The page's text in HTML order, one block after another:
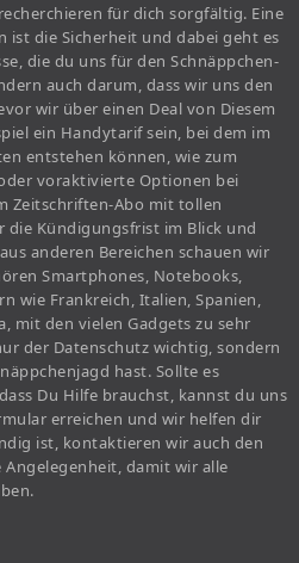
für dich sorgfältig. Eine
ist die Sicherheit und dabei geht es
die du uns für den Schnäppchen-
auch darum, dass wir uns den
wir über einen Deal von Diesem
ein Handytarif sein, bei dem im
entstehen können, wie zum
voraktivierte Optionen bei
Zeitschriften-Abo mit tollen
die Kündigungsfrist im Blick und
anderen Bereichen schauen wir
Smartphones, Notebooks,
wie Frankreich, Italien, Spanien,
mit den vielen Gadgets zu sehr
der Datenschutz wichtig, sondern
hast. Sollte es
Du Hilfe brauchst, kannst du uns
erreichen und wir helfen dir
ist, kontaktieren wir auch den
damit wir alle